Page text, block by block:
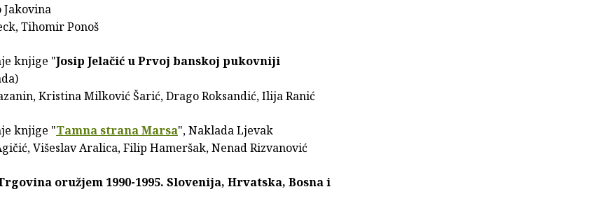
Tihomir Ponoš
knjige "Josip Jelačić u Prvoj banskoj pukovniji
Kristina Milković Šarić, Drago Roksandić, Ilija Ranić
knjige "Tamna strana Marsa", Naklada Ljevak
Višeslav Aralica, Filip Hameršak, Nenad Rizvanović
oružjem 1990-1995. Slovenija, Hrvatska, Bosna i